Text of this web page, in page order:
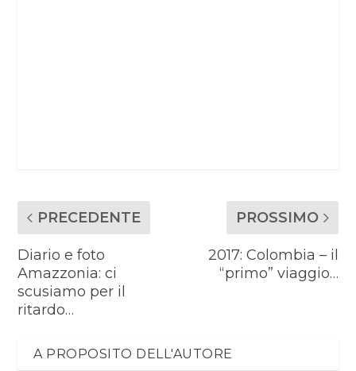
PRECEDENTE
Diario e foto
Amazzonia: ci
scusiamo per il
ritardo…
PROSSIMO
2017: Colombia – il
“primo” viaggio…
A PROPOSITO DELL'AUTORE